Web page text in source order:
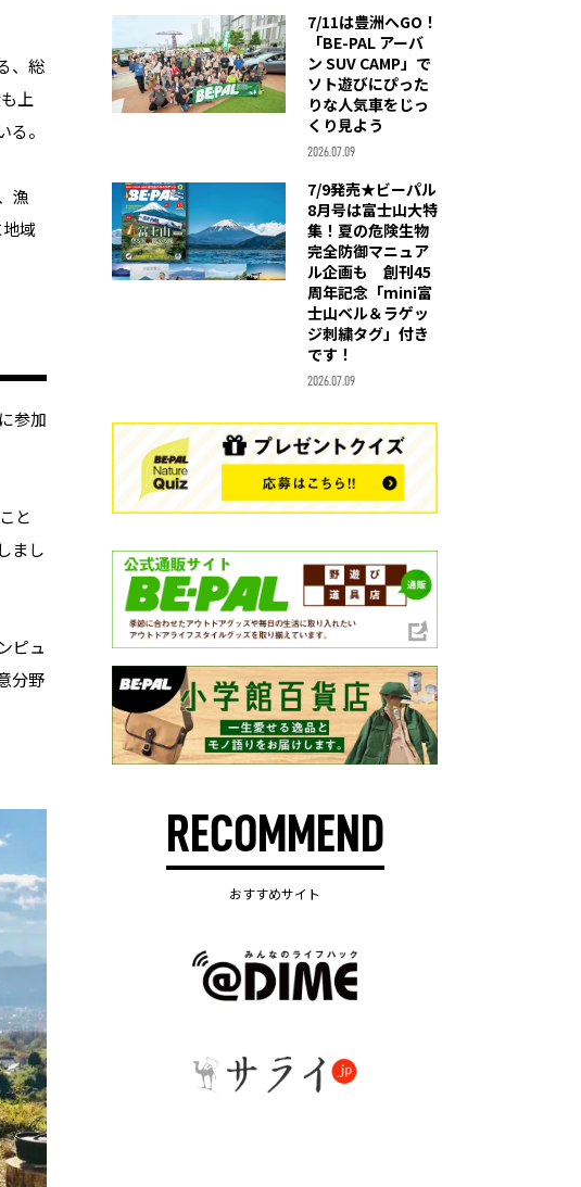
、総
上
。
漁
域
参加
と
まし
ピュ
分野
7/11は豊洲へGO！
「BE-PAL アーバ
ン SUV CAMP」で
ソト遊びにぴった
りな人気車をじっ
くり見よう
2026.07.09
7/9発売★ビーパル
8月号は富士山大特
集！夏の危険生物
完全防御マニュア
ル企画も 創刊45
周年記念「mini富
士山ベル＆ラゲッ
ジ刺繍タグ」付き
です！
2026.07.09
RECOMMEND
おすすめサイト